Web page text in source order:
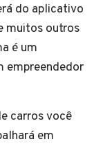
do aplicativo
muitos outros
é um
empreendedor
carros você
em